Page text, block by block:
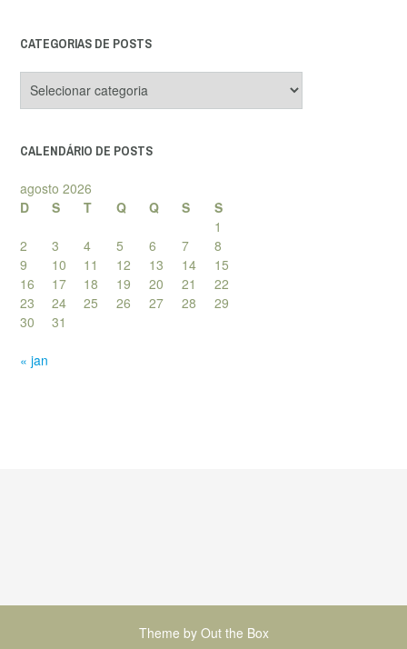
CATEGORIAS DE POSTS
de
CALENDÁRIO DE POSTS
agosto 2026
D
S T Q Q S
S
1
2
3 4 5 6 7
8
9
10 11 12 13 14
15
16
17 18 19 20 21
22
23
24 25 26 27 28
29
30
31
« jan
Theme by Out the Box